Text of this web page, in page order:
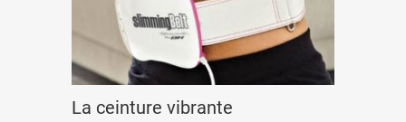
La ceinture vibrante